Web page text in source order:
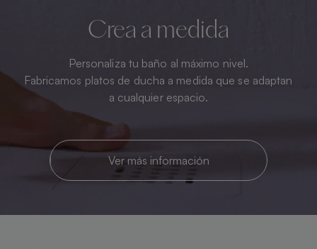
Crea a medida
Personaliza tu baño al máximo nivel.
Fabricamos platos de ducha a medida que se adaptan
a cualquier espacio.
Ver más información